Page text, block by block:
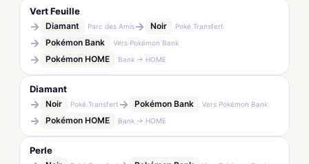
Vert Feuille
→ Diamant Parc des Amis→ Noir Poké Transfert
→ Pokémon Bank Vers Pokémon Bank
→ Pokémon HOME Bank → HOME
Diamant
→ Noir Poké Transfert → Pokémon Bank Vers Pokémon Bank
→ Pokémon HOME Bank → HOME
Perle